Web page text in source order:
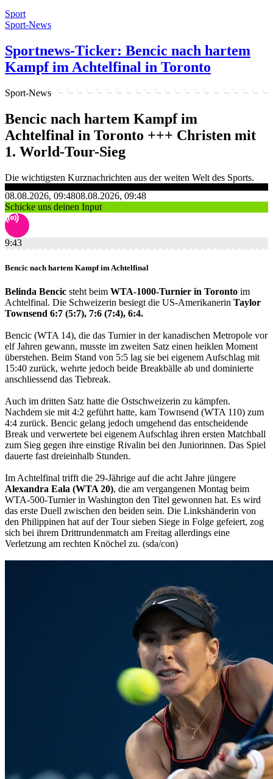
Sport
Sport-News
Sportnews-Ticker: Bencic nach hartem
Kampf im Achtelfinal in Toronto
Sport-News
Bencic nach hartem Kampf im
Achtelfinal in Toronto +++ Christen mit
1. World-Tour-Sieg
Die wichtigsten Kurznachrichten aus der weiten Welt des Sports.
08.08.2026, 09:4808.08.2026, 09:48
Schicke uns deinen Input
9:43
Bencic nach hartem Kampf im Achtelfinal
Belinda Bencic steht beim WTA-1000-Turnier in Toronto im
Achtelfinal. Die Schweizerin besiegt die US-Amerikanerin Taylor
Townsend 6:7 (5:7), 7:6 (7:4), 6:4.
Bencic (WTA 14), die das Turnier in der kanadischen Metropole vor
elf Jahren gewann, musste im zweiten Satz einen heiklen Moment
überstehen. Beim Stand von 5:5 lag sie bei eigenem Aufschlag mit
15:40 zurück, wehrte jedoch beide Breakbälle ab und dominierte
anschliessend das Tiebreak.
Auch im dritten Satz hatte die Ostschweizerin zu kämpfen.
Nachdem sie mit 4:2 geführt hatte, kam Townsend (WTA 110) zum
4:4 zurück. Bencic gelang jedoch umgehend das entscheidende
Break und verwertete bei eigenem Aufschlag ihren ersten Matchball
zum Sieg gegen ihre einstige Rivalin bei den Juniorinnen. Das Spiel
dauerte fast dreieinhalb Stunden.
Im Achtelfinal trifft die 29-Jährige auf die acht Jahre jüngere
Alexandra Eala (WTA 20), die am vergangenen Montag beim
WTA-500-Turnier in Washington den Titel gewonnen hat. Es wird
das erste Duell zwischen den beiden sein. Die Linkshänderin von
den Philippinen hat auf der Tour sieben Siege in Folge gefeiert, zog
sich bei ihrem Drittrundenmatch am Freitag allerdings eine
Verletzung am rechten Knöchel zu. (sda/con)